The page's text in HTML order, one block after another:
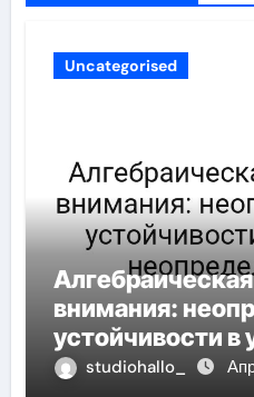
Uncategorised
внимания:
устойчивости в
studiohallo_